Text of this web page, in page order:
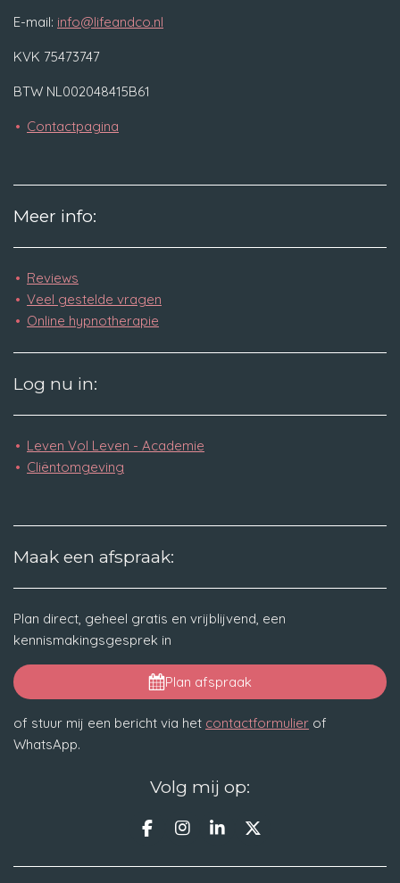
E-mail: info@lifeandco.nl
KVK 75473747
BTW NL002048415B61
Contactpagina
Meer info:
Reviews
Veel gestelde vragen
Online hypnotherapie
Log nu in:
Leven Vol Leven - Academie
Cliëntomgeving
Maak een afspraak:
Plan direct, geheel gratis en vrijblijvend, een
kennismakingsgesprek in
Plan afspraak
of stuur mij een bericht via het contactformulier of
WhatsApp.
Volg mij op:
F
c
I
s
L
n
X